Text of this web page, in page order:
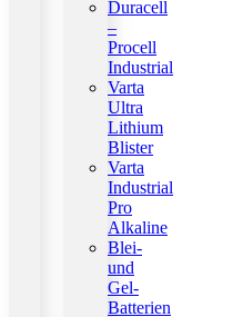
Duracell
–
Procell
Industrial
Varta
Ultra
Lithium
Blister
Varta
Industrial
Pro
Alkaline
Blei-
und
Gel-
Batterien